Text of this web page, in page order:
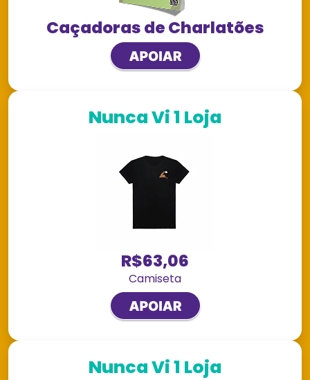
Caçadoras de Charlatões
Nunca Vi 1 Loja
R$63,06
Camiseta
Nunca Vi 1 Loja